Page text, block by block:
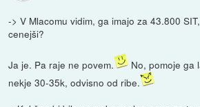
-> V Mlacomu vidim, ga imajo za 43.800
cenejši?
Ja je. Pa raje ne povem.
No, pomoje ga
nekje 30-35k, odvisno od ribe.